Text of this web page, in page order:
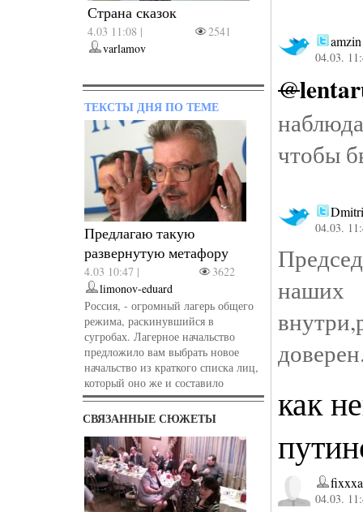
Страна сказок
4.03 11:08 |
2541
varlamov
ТЕКСТЫ ДНЯ ПО ТЕМЕ
Предлагаю такую
развернутую метафору
4.03 10:47 |
3622
limonov-eduard
Россия, - огромный лагерь общего
режима, раскинувшийся в
сугробах. Лагерное начальство
предложило вам выбрать новое
начальство из краткого списка лиц,
который оно же и составило
СВЯЗАННЫЕ СЮЖЕТЫ
amzin
04.03.
@
чтобы
04.03.
наших
как
04.03.